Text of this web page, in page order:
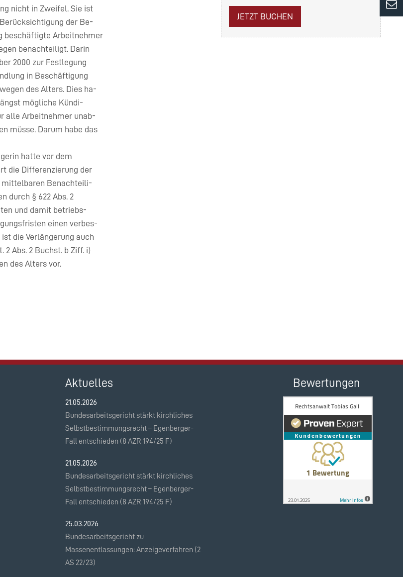
nicht in Zweifel. Sie ist
der Be-
beschäftigte Arbeitnehmer
benachteiligt. Darin
2000 zur Festlegung
in Beschäftigung
des Alters. Dies ha-
mögliche Kündi-
alle Arbeitnehmer unab-
müsse. Darum habe das
hatte vor dem
die Differenzierung der
mittelbaren Benachteili-
durch § 622 Abs. 2
und damit betriebs-
einen verbes-
die Verlängerung auch
Abs. 2 Buchst. b Ziff. i)
des Alters vor.
JETZT BUCHEN
Aktuelles
21.05.2026
Bundesarbeitsgericht stärkt kirchliches
Selbstbestimmungsrecht – Egenberger-
Fall entschieden (8 AZR 194/25 F)
21.05.2026
Bundesarbeitsgericht stärkt kirchliches
Selbstbestimmungsrecht – Egenberger-
Fall entschieden (8 AZR 194/25 F)
25.03.2026
Bundesarbeitsgericht zu
Massenentlassungen: Anzeigeverfahren (2
AS 22/23)
Bewertungen